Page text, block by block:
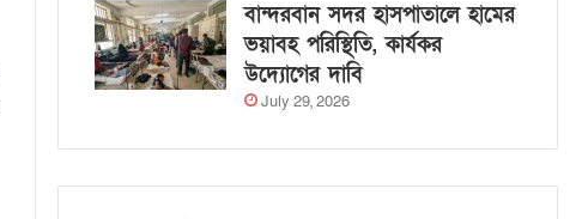
বান্দরবান সদর হাসপাতালে হামের
ভয়াবহ পরিস্থিতি, কার্যকর
উদ্যোগের দাবি
July 29, 2026